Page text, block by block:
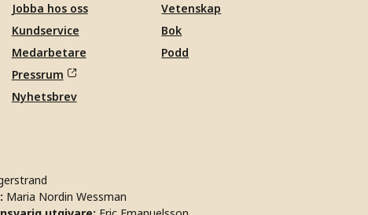
Jobba hos oss
Kundservice
Medarbetare
Pressrum
Nyhetsbrev
Vetenskap
Bok
Podd
Maria Nordin Wessman